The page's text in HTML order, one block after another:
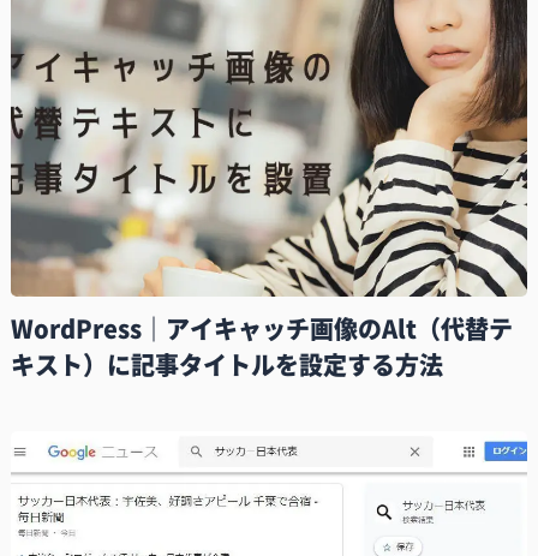
WordPress｜アイキャッチ画像のAlt（代替テ
キスト）に記事タイトルを設定する方法